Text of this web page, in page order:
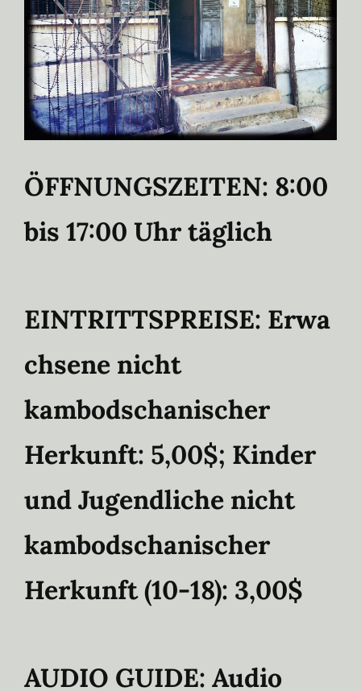
ÖFFNUNGSZEITEN: 8:00
bis 17:00 Uhr täglich
EINTRITTSPREISE: Erwa
chsene nicht
kambodschanischer
Herkunft: 5,00$; Kinder
und Jugendliche nicht
kambodschanischer
Herkunft (10-18): 3,00$
AUDIO GUIDE: Audio